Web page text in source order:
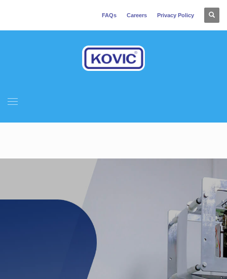
FAQs Careers Privacy Policy